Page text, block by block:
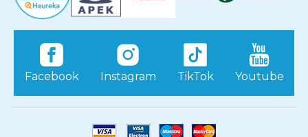
Facebook Instagram TikTok Youtube